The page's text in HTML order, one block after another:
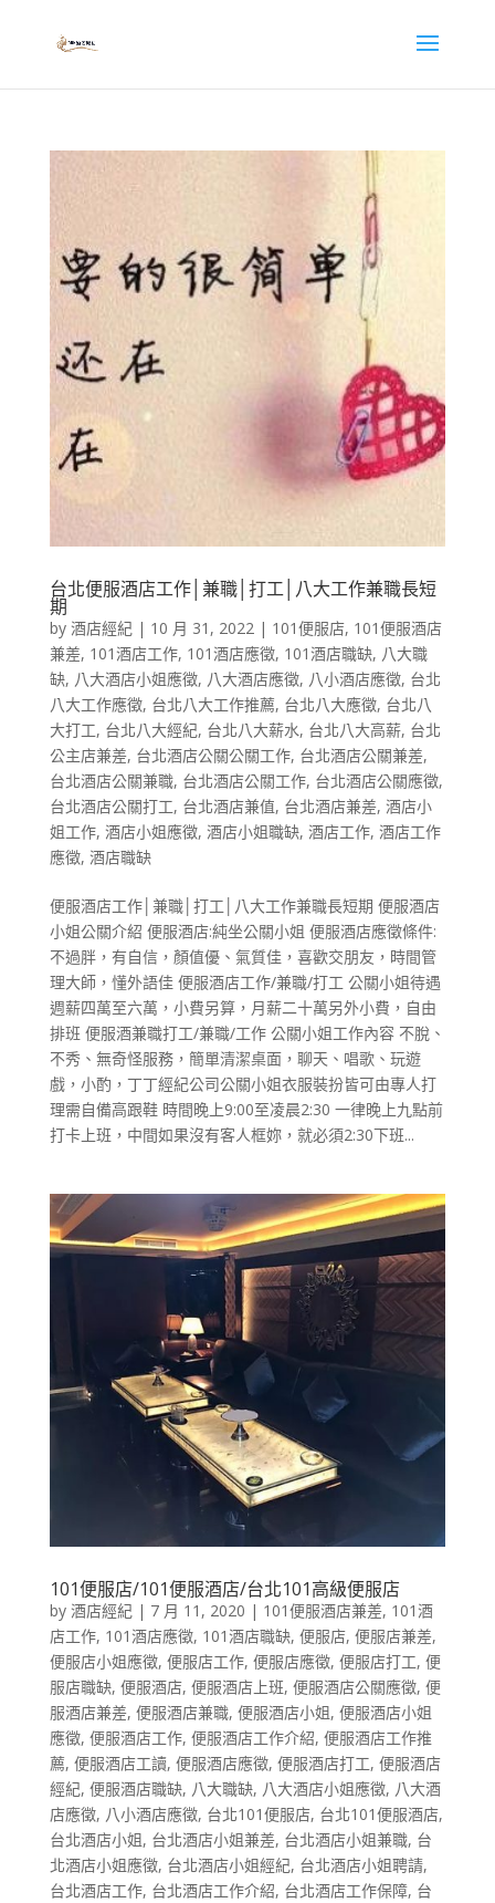
台北便服酒店工作│兼職│打工│八大工作兼職長短
期
by 酒店經紀| 10 月 31, 2022| 101便服店, 101便服酒店
兼差, 101酒店工作, 101酒店應徵, 101酒店職缺, 八大職
缺, 八大酒店小姐應徵, 八大酒店應徵, 八小酒店應徵, 台北
八大工作應徵, 台北八大工作推薦, 台北八大應徵, 台北八
大打工, 台北八大經紀, 台北八大薪水, 台北八大高薪, 台北
公主店兼差, 台北酒店公關公關工作, 台北酒店公關兼差,
台北酒店公關兼職, 台北酒店公關工作, 台北酒店公關應徵,
台北酒店公關打工, 台北酒店兼值, 台北酒店兼差, 酒店小
姐工作, 酒店小姐應徵, 酒店小姐職缺, 酒店工作, 酒店工作
應徵, 酒店職缺
便服酒店工作│兼職│打工│八大工作兼職長短期 便服酒店
小姐公關介紹 便服酒店:純坐公關小姐 便服酒店應徵條件:
不過胖，有自信，顏值優、氣質佳，喜歡交朋友，時間管
理大師，懂外語佳 便服酒店工作/兼職/打工 公關小姐待遇
週薪四萬至六萬，小費另算，月薪二十萬另外小費，自由
排班 便服酒兼職打工/兼職/工作 公關小姐工作內容 不脫、
不秀、無奇怪服務，簡單清潔桌面，聊天、唱歌、玩遊
戲，小酌，丁丁經紀公司公關小姐衣服裝扮皆可由專人打
理需自備高跟鞋 時間晚上9:00至凌晨2:30 一律晚上九點前
打卡上班，中間如果沒有客人框妳，就必須2:30下班...
101便服店/101便服酒店/台北101高級便服店
by 酒店經紀| 7 月 11, 2020 | 101便服酒店兼差, 101酒
店工作, 101酒店應徵, 101酒店職缺, 便服店, 便服店兼差,
便服店小姐應徵, 便服店工作, 便服店應徵, 便服店打工, 便
服店職缺, 便服酒店, 便服酒店上班, 便服酒店公關應徵, 便
服酒店兼差, 便服酒店兼職, 便服酒店小姐, 便服酒店小姐
應徵, 便服酒店工作, 便服酒店工作介紹, 便服酒店工作推
薦, 便服酒店工讀, 便服酒店應徵, 便服酒店打工, 便服酒店
經紀, 便服酒店職缺, 八大職缺, 八大酒店小姐應徵, 八大酒
店應徵, 八小酒店應徵, 台北101便服店, 台北101便服酒店,
台北酒店小姐, 台北酒店小姐兼差, 台北酒店小姐兼職, 台
北酒店小姐應徵, 台北酒店小姐經紀, 台北酒店小姐聘請,
台北酒店工作, 台北酒店工作介紹, 台北酒店工作保障, 台